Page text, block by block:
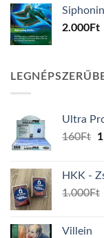
2.000Ft
Ultra
160Ft
HKK -
1.000Ft
Villein